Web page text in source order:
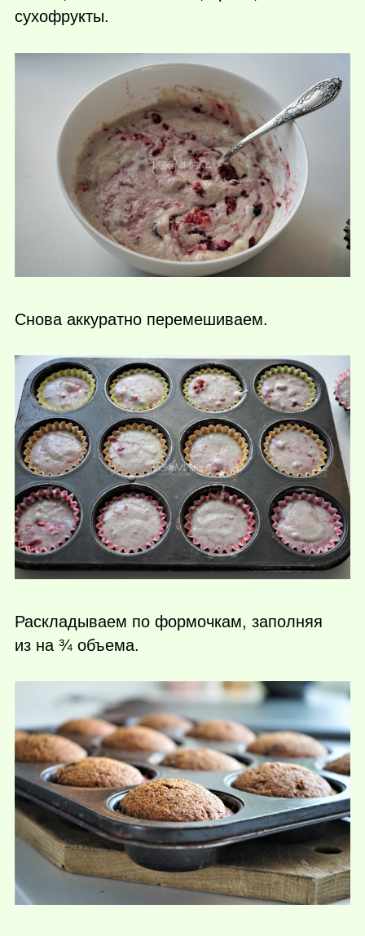
сухофрукты.
Снова аккуратно перемешиваем.
Раскладываем по формочкам, заполняя
из на ¾ объема.